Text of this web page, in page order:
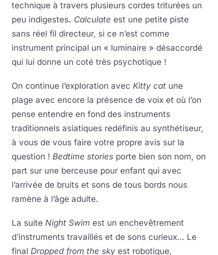
technique à travers plusieurs cordes triturées un
peu indigestes. Calculate est une petite piste
sans réel fil directeur, si ce n’est comme
instrument principal un « luminaire » désaccordé
qui lui donne un coté très psychotique !
On continue l’exploration avec Kitty cat une
plage avec encore la présence de voix et où l’on
pense entendre en fond des instruments
traditionnels asiatiques redéfinis au synthétiseur,
à vous de vous faire votre propre avis sur la
question ! Bedtime stories porte bien son nom, on
part sur une berceuse pour enfant qui avec
l’arrivée de bruits et sons de tous bords nous
ramène à l’âge adulte.
La suite Night Swim est un enchevêtrement
d’instruments travaillés et de sons curieux… Le
final Dropped from the sky est robotique,